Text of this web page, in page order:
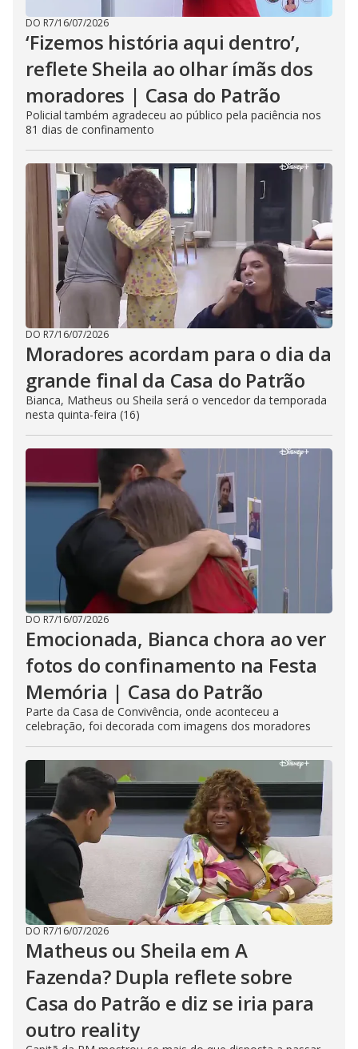
DO R7/16/07/2026
‘Fizemos história aqui dentro’,
reflete Sheila ao olhar ímãs dos
moradores | Casa do Patrão
Policial também agradeceu ao público pela paciência nos
81 dias de confinamento
DO R7/16/07/2026
Moradores acordam para o dia da
grande final da Casa do Patrão
Bianca, Matheus ou Sheila será o vencedor da temporada
nesta quinta-feira (16)
DO R7/16/07/2026
Emocionada, Bianca chora ao ver
fotos do confinamento na Festa
Memória | Casa do Patrão
Parte da Casa de Convivência, onde aconteceu a
celebração, foi decorada com imagens dos moradores
DO R7/16/07/2026
Matheus ou Sheila em A
Fazenda? Dupla reflete sobre
Casa do Patrão e diz se iria para
outro reality